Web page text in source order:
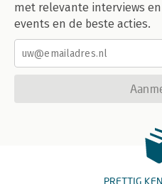
met relevante interviews
events en de beste acties.
PRETTIG